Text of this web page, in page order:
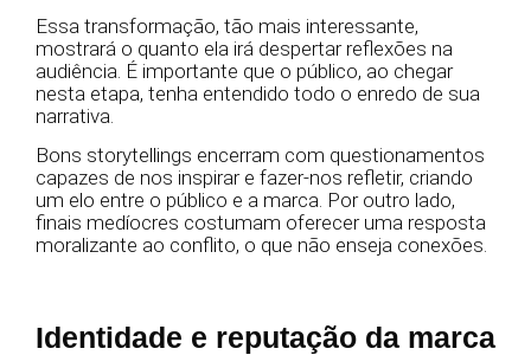
Essa transformação, tão mais interessante,
mostrará o quanto ela irá despertar reflexões na
audiência. É importante que o público, ao chegar
nesta etapa, tenha entendido todo o enredo de sua
narrativa.
Bons storytellings encerram com questionamentos
capazes de nos inspirar e fazer-nos refletir, criando
um elo entre o público e a marca. Por outro lado,
finais medíocres costumam oferecer uma resposta
moralizante ao conflito, o que não enseja conexões.
Identidade e reputação da marca